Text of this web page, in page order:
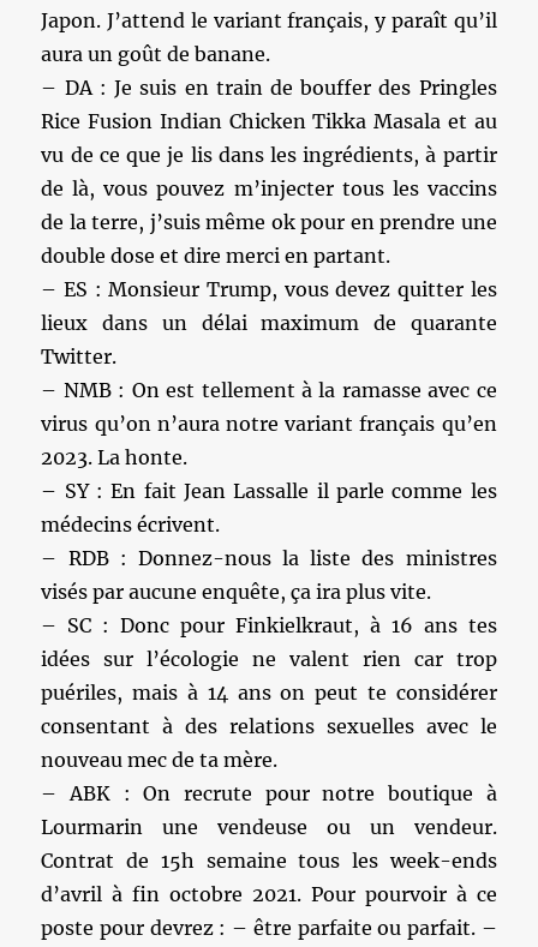
Japon. J’attend le variant français, y paraît qu’il
aura un goût de banane.
– DA : Je suis en train de bouffer des Pringles
Rice Fusion Indian Chicken Tikka Masala et au
vu de ce que je lis dans les ingrédients, à partir
de là, vous pouvez m’injecter tous les vaccins
de la terre, j’suis même ok pour en prendre une
double dose et dire merci en partant.
– ES : Monsieur Trump, vous devez quitter les
lieux dans un délai maximum de quarante
Twitter.
– NMB : On est tellement à la ramasse avec ce
virus qu’on n’aura notre variant français qu’en
2023. La honte.
– SY : En fait Jean Lassalle il parle comme les
médecins écrivent.
– RDB : Donnez-nous la liste des ministres
visés par aucune enquête, ça ira plus vite.
– SC : Donc pour Finkielkraut, à 16 ans tes
idées sur l’écologie ne valent rien car trop
puériles, mais à 14 ans on peut te considérer
consentant à des relations sexuelles avec le
nouveau mec de ta mère.
– ABK : On recrute pour notre boutique à
Lourmarin une vendeuse ou un vendeur.
Contrat de 15h semaine tous les week-ends
d’avril à fin octobre 2021. Pour pourvoir à ce
poste pour devrez : – être parfaite ou parfait. –